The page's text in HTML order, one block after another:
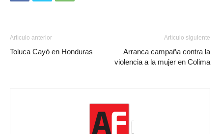
Artículo anterior
Toluca Cayó en Honduras
Artículo siguiente
Arranca campaña contra la
violencia a la mujer en Colima